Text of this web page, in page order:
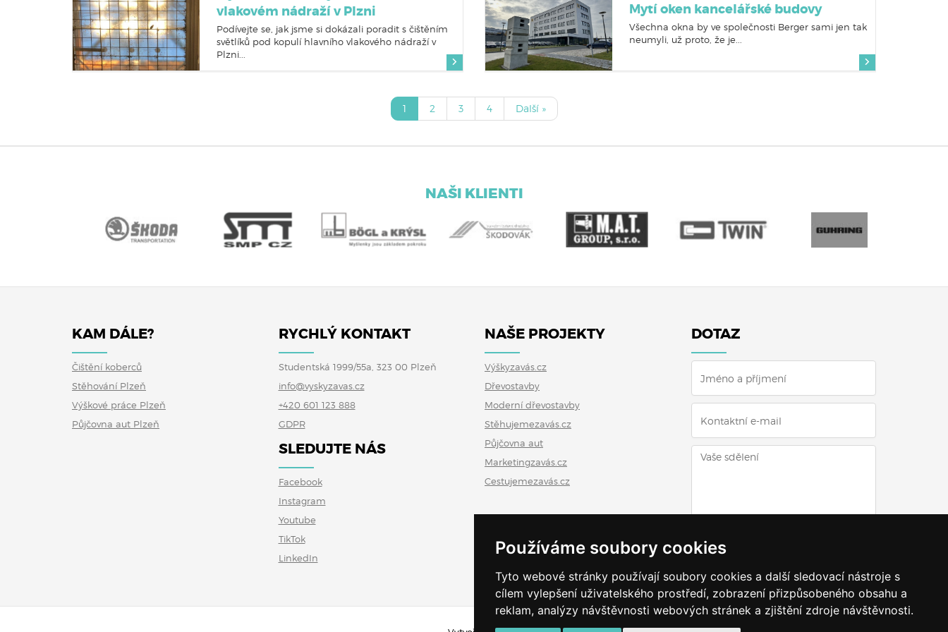
Používáme soubory cookies
Tyto webové stránky používají soubory cookies a další sledovací nástroje s
cílem vylepšení uživatelského prostředí, zobrazení přizpůsobeného obsahu a
reklam, analýzy návštěvnosti webových stránek a zjištění zdroje návštěvnosti.
vlakovém nádraží v Plzni
Podívejte se, jak jsme si dokázali poradit s čištěním
světlíků pod kopulí hlavního vlakového nádraží v
Plzni...
Mytí oken kancelářské budovy
Všechna okna by ve společnosti Berger sami jen tak
neumyli, už proto, že je...
1 2 3 4 Další »
NAŠI KLIENTI
KAM DÁLE?
Čištění koberců
Stěhování Plzeň
Výškové práce Plzeň
Půjčovna aut Plzeň
RYCHLÝ KONTAKT
Studentská 1999/55a, 323 00 Plzeň
info@vyskyzavas.cz
+420 601 123 888
GDPR
SLEDUJTE NÁS
Facebook
Instagram
Youtube
TikTok
LinkedIn
NAŠE PROJEKTY
Výškyzavás.cz
Dřevostavby
Moderní dřevostavby
Stěhujemezavás.cz
Půjčovna aut
Marketingzavás.cz
Cestujemezavás.cz
DOTAZ